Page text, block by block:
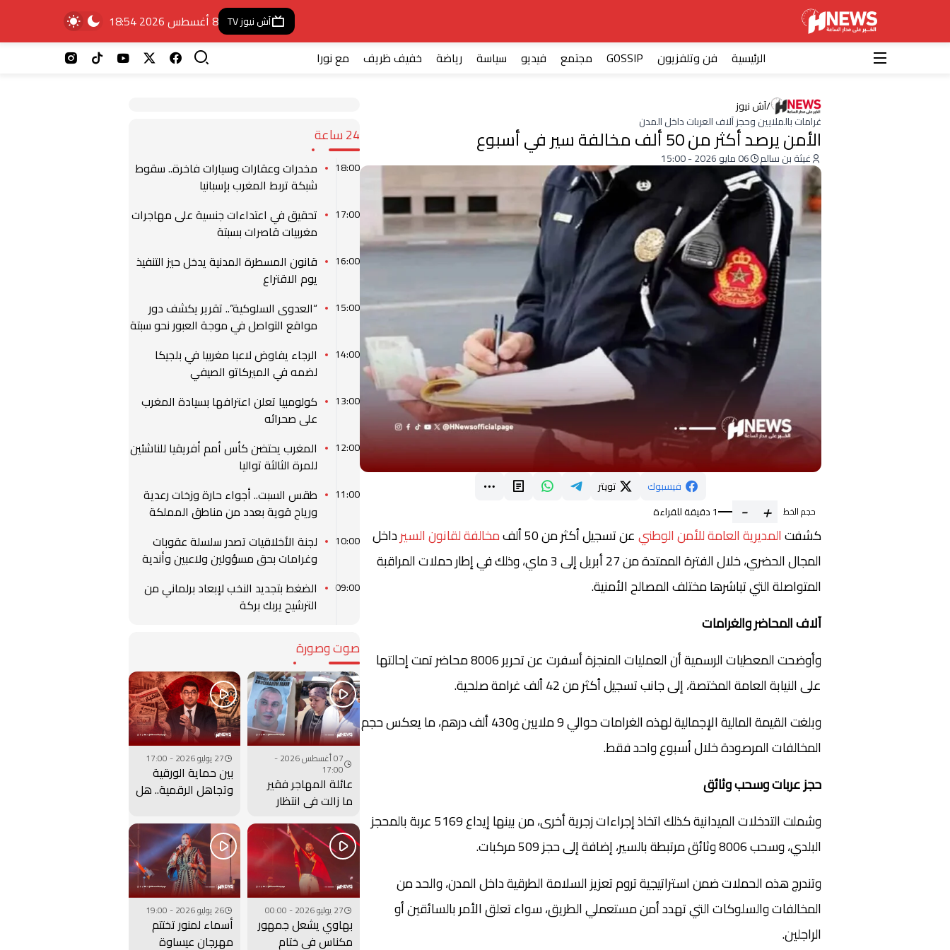
آش نيوز TV
8 أغسطس 2026 18:54
الرئيسية
فن وتلفزيون GOSSIP مجتمع فيديو سياسة رياضة خفيف ظريف مع نورا
/آش نيوز
غرامات بالملايين وحجز آلاف العربات داخل المدن
الأمن يرصد أكثر من 50 ألف مخالفة سير في أسبوع
غيثة بن سالم 06 مايو 2026 - 15:00
فيسبوك تويتر
حجم الخط +
- 1 دقيقة للقراءة
كشفتالمديرية العامة للأمن الوطنيعن تسجيل أكثر من 50 ألف مخالفة لقانون السيرداخل
المجال الحضري، خلال الفترة الممتدة من 27 أبريل إلى 3 ماي، وذلك في إطار حملات المراقبة
المتواصلة التي تباشرها مختلف المصالح الأمنية.
آلاف المحاضر والغرامات
وأوضحت المعطيات الرسمية أن العمليات المنجزة أسفرت عن تحرير 8006 محاضر تمت إحالتها
على النيابة العامة المختصة، إلى جانب تسجيل أكثر من 42 ألف غرامة صلحية.
وبلغت القيمة المالية الإجمالية لهذه الغرامات حوالي 9 ملايين و430 ألف درهم، ما يعكس حجم
المخالفات المرصودة خلال أسبوع واحد فقط.
حجز عربات وسحب وثائق
وشملت التدخلات الميدانية كذلك اتخاذ إجراءات زجرية أخرى، من بينها إيداع 5169 عربة بالمحجز
البلدي، وسحب 8006 وثائق مرتبطة بالسير، إضافة إلى حجز 509 مركبات.
وتندرج هذه الحملات ضمن استراتيجية تروم تعزيز السلامة الطرقية داخل المدن، والحد من
المخالفات والسلوكات التي تهدد أمن مستعملي الطريق، سواء تعلق الأمر بالسائقين أو
الراجلين.
24 ساعة
18:00
مخدرات وعقارات وسيارات فاخرة.. سقوط
شبكة تربط المغرب بإسبانيا
17:00
تحقيق في اعتداءات جنسية على مهاجرات
مغربيات قاصرات بسبتة
16:00
قانون المسطرة المدنية يدخل حيز التنفيذ
يوم الاقتراع
15:00
“العدوى السلوكية”.. تقرير يكشف دور
مواقع التواصل في موجة العبور نحو سبتة
14:00
الرجاء يفاوض لاعبا مغربيا في بلجيكا
لضمه في الميركاتو الصيفي
13:00
كولومبيا تعلن اعترافها بسيادة المغرب
على صحرائه
12:00
المغرب يحتضن كأس أمم أفريقيا للناشئين
للمرة الثالثة تواليا
11:00
طقس السبت.. أجواء حارة وزخات رعدية
ورياح قوية بعدد من مناطق المملكة
10:00
لجنة الأخلاقيات تصدر سلسلة عقوبات
وغرامات بحق مسؤولين ولاعبين وأندية
09:00
الضغط بتجديد النخب لإبعاد برلماني من
الترشيح يربك بركة
صوت وصورة
07 أغسطس 2026 -
17:00
عائلة المهاجر فقير
ما زالت في انتظار
جثمان ابنها.. فيديو
27 يوليو 2026 - 17:00
بين حماية الورقية
وتجاهل الرقمية.. هل
عقارب الساعة إلى
الوراء؟
27 يوليو 2026 - 00:00
بهاوي يشعل جمهور
مكناس في ختام
26 يوليو 2026 - 19:00
أسماء لمنور تختتم
مهرجان عيساوة